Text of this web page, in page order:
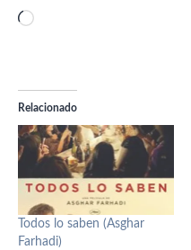
Cargando...
Relacionado
Todos lo saben (Asghar
Farhadi)